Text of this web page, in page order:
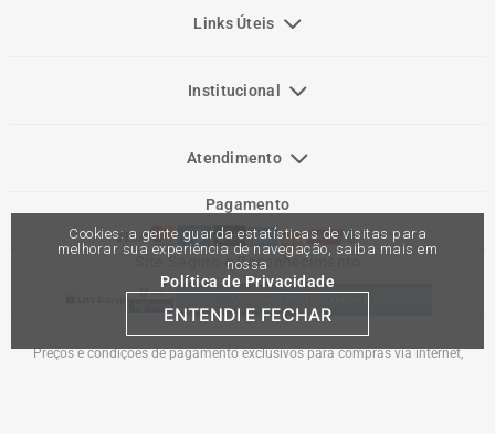
Cookies: a gente guarda estatísticas de visitas para
melhorar sua experiência de navegação, saiba mais em
nossa
Política de Privacidade
ENTENDI E FECHAR
Links Úteis
Institucional
Atendimento
Pagamento
Site Seguro e Reconhecimento
Preços e condições de pagamento exclusivos para compras via internet,